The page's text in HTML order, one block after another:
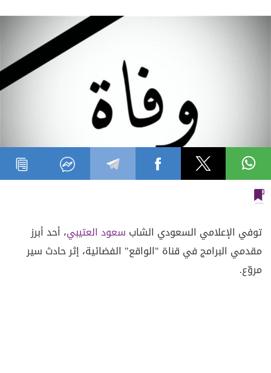
توفي الإعلامي السعودي الشاب سعود العتيبي، أحد أبرز
مقدمي البرامج في قناة "الواقع" الفضائية، إثر حادث سير
مروّع.